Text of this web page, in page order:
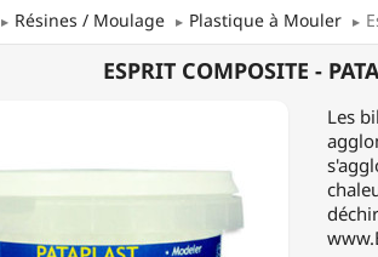
Résines / Moulage Plastique à Mouler
ESPRIT COMPOSITE -
Les